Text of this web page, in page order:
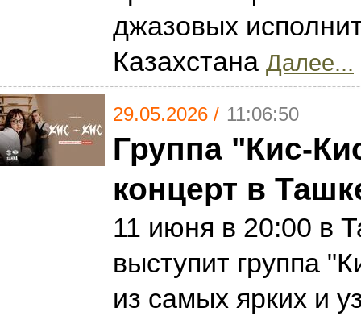
джазовых
Казахстана Далее...
29.05.2026 / 11:06:50
Группа "Кис-
концерт в
11 июня в 20:00 в
выступит группа
из самых ярких и